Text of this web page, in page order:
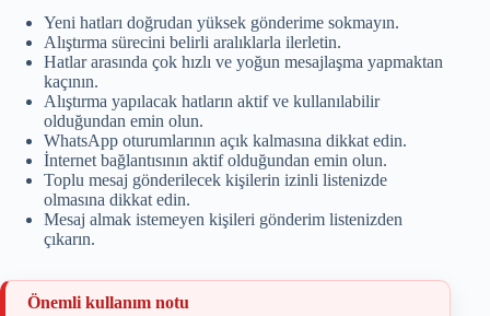
Yeni hatları doğrudan yüksek gönderime sokmayın.
Alıştırma sürecini belirli aralıklarla ilerletin.
Hatlar arasında çok hızlı ve yoğun mesajlaşma yapmaktan
kaçının.
Alıştırma yapılacak hatların aktif ve kullanılabilir
olduğundan emin olun.
WhatsApp oturumlarının açık kalmasına dikkat edin.
İnternet bağlantısının aktif olduğundan emin olun.
Toplu mesaj gönderilecek kişilerin izinli listenizde
olmasına dikkat edin.
Mesaj almak istemeyen kişileri gönderim listenizden
çıkarın.
Önemli kullanım notu